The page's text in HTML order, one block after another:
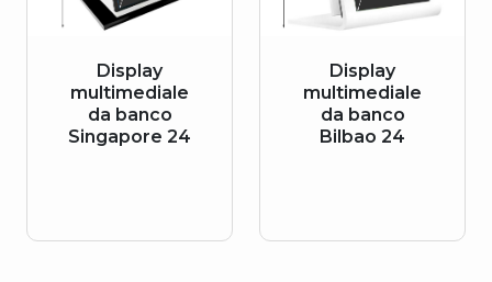
Display
multimediale
da banco
Singapore 24
Display
multimediale
da banco
Bilbao 24